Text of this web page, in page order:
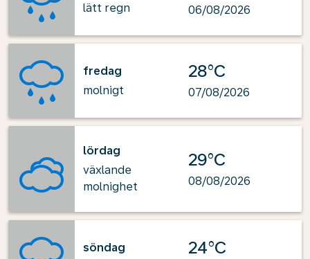
lätt regn
06/08/2026
fredag
molnigt
28°C
07/08/2026
lördag
växlande
molnighet
29°C
08/08/2026
söndag
24°C